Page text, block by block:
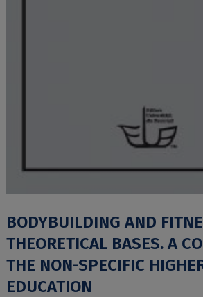
BODYBUILDING AND
THEORETICAL BASES. A
THE NON-SPECIFIC
EDUCATION